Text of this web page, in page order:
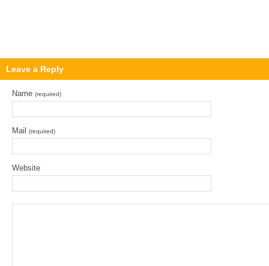
Leave a Reply
Name (required)
Mail (required)
Website